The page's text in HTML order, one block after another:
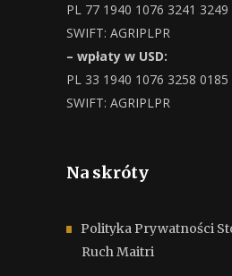
PL 77 1940 1076 3241
SWIFT: AGRIPLPR
– wpłaty w USD:
PL 33 1940 1076 3258
SWIFT: AGRIPLPR
Na skróty
Polityka Prywatności
Ruch Maitri